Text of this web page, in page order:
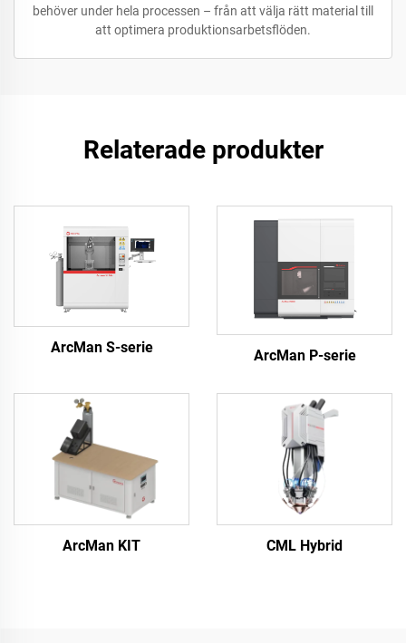
behöver under hela processen – från att välja rätt material till
att optimera produktionsarbetsflöden.
Relaterade produkter
ArcMan S-serie ArcMan P-serie
ArcMan KIT CML Hybrid